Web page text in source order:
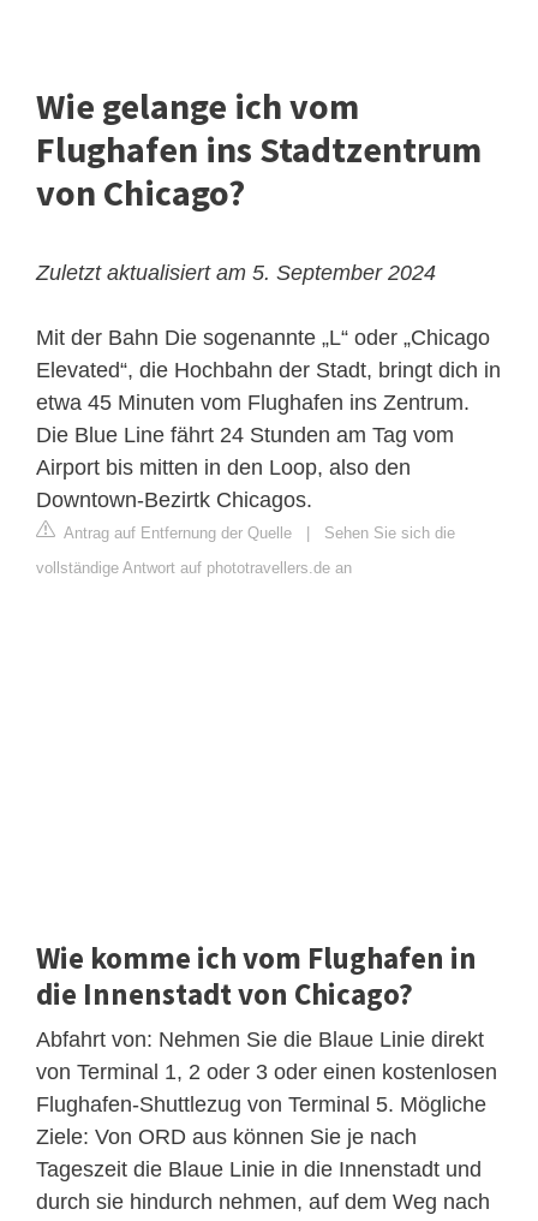
Wie gelange ich vom
Flughafen ins Stadtzentrum
von Chicago?
Zuletzt aktualisiert am 5. September 2024
Mit der Bahn Die sogenannte „L“ oder „Chicago
Elevated“, die Hochbahn der Stadt, bringt dich in
etwa 45 Minuten vom Flughafen ins Zentrum.
Die Blue Line fährt 24 Stunden am Tag vom
Airport bis mitten in den Loop, also den
Downtown-Bezirtk Chicagos.
Antrag auf Entfernung der Quelle
Sehen Sie sich die
vollständige Antwort auf phototravellers.de an
Wie komme ich vom Flughafen in
die Innenstadt von Chicago?
Abfahrt von: Nehmen Sie die Blaue Linie direkt
von Terminal 1, 2 oder 3 oder einen kostenlosen
Flughafen-Shuttlezug von Terminal 5. Mögliche
Ziele: Von ORD aus können Sie je nach
Tageszeit die Blaue Linie in die Innenstadt und
durch sie hindurch nehmen, auf dem Weg nach